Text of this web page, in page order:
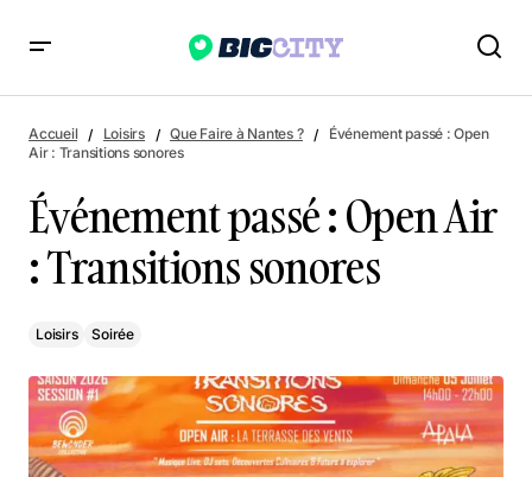
Événement passé : Open Air : Transitions sonores
Accueil Loisirs Que Faire à Nantes ?
Événement passé : Open
Air : Transitions sonores
Événement passé : Open Air
: Transitions sonores
Loisirs Soirée